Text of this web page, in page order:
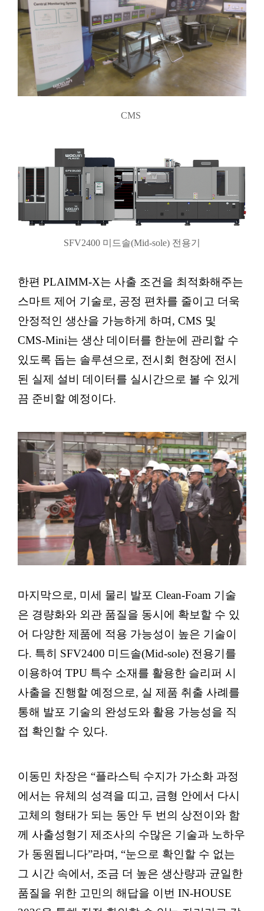
CMS
SFV2400 미드솔(Mid-sole) 전용기
한편 PLAIMM-X는 사출 조건을 최적화해주는
스마트 제어 기술로, 공정 편차를 줄이고 더욱
안정적인 생산을 가능하게 하며, CMS 및
CMS-Mini는 생산 데이터를 한눈에 관리할 수
있도록 돕는 솔루션으로, 전시회 현장에 전시
된 실제 설비 데이터를 실시간으로 볼 수 있게
끔 준비할 예정이다.
마지막으로, 미세 물리 발포 Clean-Foam 기술
은 경량화와 외관 품질을 동시에 확보할 수 있
어 다양한 제품에 적용 가능성이 높은 기술이
다. 특히 SFV2400 미드솔(Mid-sole) 전용기를
이용하여 TPU 특수 소재를 활용한 슬리퍼 시
사출을 진행할 예정으로, 실 제품 취출 사례를
통해 발포 기술의 완성도와 활용 가능성을 직
접 확인할 수 있다.
이동민 차장은 “플라스틱 수지가 가소화 과정
에서는 유체의 성격을 띠고, 금형 안에서 다시
고체의 형태가 되는 동안 두 번의 상전이와 함
께 사출성형기 제조사의 수많은 기술과 노하우
가 동원됩니다”라며, “눈으로 확인할 수 없는
그 시간 속에서, 조금 더 높은 생산량과 균일한
품질을 위한 고민의 해답을 이번 IN-HOUSE